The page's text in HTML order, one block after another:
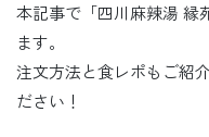
本記事で「四川麻辣湯 縁
ます。
注文方法と食レポもご紹
ださい！